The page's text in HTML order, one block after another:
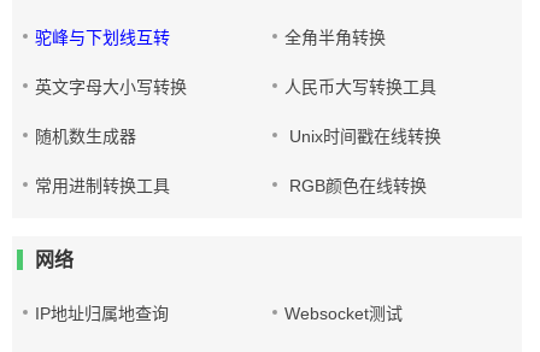
驼峰与下划线互转 全角半角转换
英文字母大小写转换 人民币大写转换工具
随机数生成器 Unix时间戳在线转换
常用进制转换工具 RGB颜色在线转换
网络
IP地址归属地查询 Websocket测试